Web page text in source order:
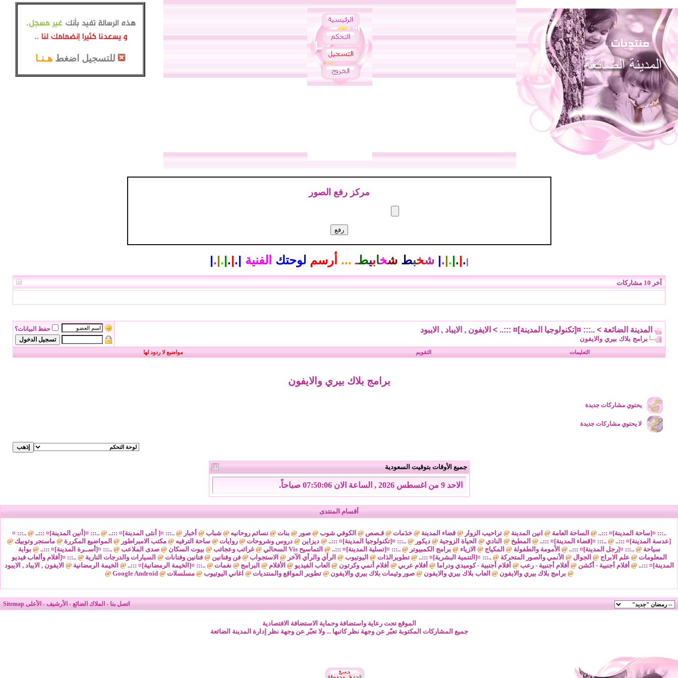
للتسجيل اضغط هـنـا
مركز رفع الصور
.
|
.
|
.
|
.
| شخبط شخابيطـ ... أرسم لوحتك الفنية |
.
|
.
|
.
|
.
|
آخر 10 مشاركات
المدينة الضائعة > ..::: ¤[تكنولوجيا المدينة]¤ :::.. > الايفون , الايباد , الايبود
برامج بلاك بيري والايفون
حفظ البيانات؟
التعليمات التقويم مواضيع لا ردود لها
برامج بلاك بيري والايفون
يحتوي مشاركات جديدة
لا يحتوي مشاركات جديدة
جميع الأوقات بتوقيت السعودية
الاحد 9 من اغسطس 2026 , الساعة الان 07:50:06 صباحاً.
أقسام المنتدى
..::: ¤[ساحة المدينة]¤ :::.. @ الساحة العامة @ انين المدينة @تراحيب الزوار @قضاء المدينة @خدَمات @قـصص @ الكوفي شوب @صور @ بنات @ نسائم روحانيه @شباب @ أخبار @..::: ¤[ أنثى المدينة]¤ :::.. @..::: ¤[أنين المدينة]¤ :::.. @
..::: ¤
[عدسة المدينة]¤ :::.. @ ..::: ¤[قضاء المدينة]¤ :::.. @ المطبخ @ النادي @ الحياة الزوجية @ ديكور @ ..::: ¤[تكنولوجيا المدينة]¤ :::.. @ ديزاين @ دروس وشروحات @ روايات @ ساحة الترفيه @ مكتب الامبراطور @ المواضيع المكررة @ ماسنجر وتوبيك @
سياحة @..::: ¤[رجل المدينة]¤ :::.. @ الأمومة والطفولة @ المكياج @ الازياء @ برامج الكمبيوتر @..::: ¤[تسلية المدينة]¤ :::.. @ التماسيح Vis السحالي @غرائب وعجائب @ بيوت السكان @صدى الملاعب @..::: ¤[أســرة المدينة]¤ :::.. @ بوابة
المعلومات @ علم الابراج @ الجوال @ الأنمي والصور المتحركة @..::: ¤[التنمية البشرية]¤ :::.. @تطويرالذات @ اليوتيوب @ الرأي والرأي الآخر @ الاستجواب @فن وفنانين @فنانين وفنانات @ السيارات والدرجات النارية @..::: ¤[أفلام وألعاب فيديو
المدينة]¤ :::.. @ أفلام أجنبية - أكشن @ أفلام أجنبية - رعب @ أفلام أجنبية - كوميدي ودراما @ أفلام عربي @ أفلام أنمي وكرتون @ العاب الفيديو @ الأفلام @ البرامج @ نغمات @..::: ¤[الخيمة الرمضانية]¤ :::.. @ الخيمة الرمضانية @ الايفون , الايباد , الايبود
@ برامج بلاك بيري والايفون @ العاب بلاك بيري والايفون @صور وثيمات بلاك بيري والايفون @تطوير المواقع والمنتديات @ اغاني اليوتيوب @مسلسلات @
Google Android
@
اتصل بنا - الملاك الضائع - الأرشيف - الأعلى Sitemap
الموقع تحت رعاية واستضافة وحماية الاستضافة الافتصادية
جميع المشاركات المكتوبة تعبّر عن وجهة نظر كاتبها ... ولا تعبّر عن وجهة نظر إدارة المدينة الضائعة